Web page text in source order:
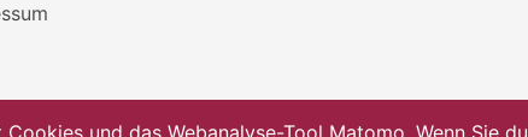
und das Webanalyse-Tool Matomo. Wenn Sie